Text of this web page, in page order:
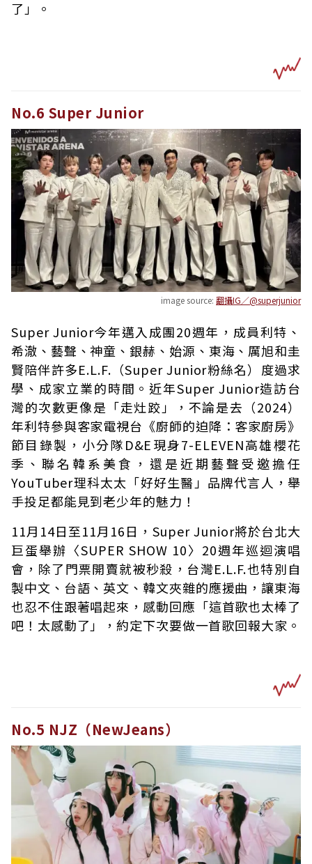
了」。
No.6 Super Junior
image source: 翻攝IG／@superjunior
Super Junior今年邁入成團20週年，成員利特、
希澈、藝聲、神童、銀赫、始源、東海、厲旭和圭
賢陪伴許多E.L.F.（Super Junior粉絲名）度過求
學、成家立業的時間。近年Super Junior造訪台
灣的次數更像是「走灶跤」，不論是去（2024）
年利特參與客家電視台《廚師的迫降：客家廚房》
節目錄製，小分隊D&E現身7-ELEVEN高雄櫻花
季、聯名韓系美食，還是近期藝聲受邀擔任
YouTuber理科太太「好好生醫」品牌代言人，舉
手投足都能見到老少年的魅力！
11月14日至11月16日，Super Junior將於台北大
巨蛋舉辦〈SUPER SHOW 10〉20週年巡迴演唱
會，除了門票開賣就被秒殺，台灣E.L.F.也特別自
製中文、台語、英文、韓文夾雜的應援曲，讓東海
也忍不住跟著唱起來，感動回應「這首歌也太棒了
吧！太感動了」，約定下次要做一首歌回報大家。
No.5 NJZ（NewJeans）